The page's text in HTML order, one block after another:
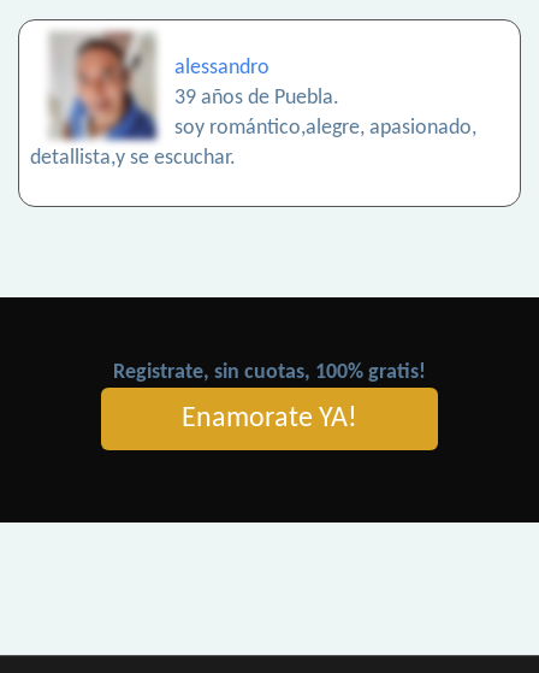
alessandro
39 años de Puebla.
soy romántico,alegre, apasionado,
detallista,y se escuchar.
Registrate, sin cuotas, 100% gratis!
Enamorate YA!